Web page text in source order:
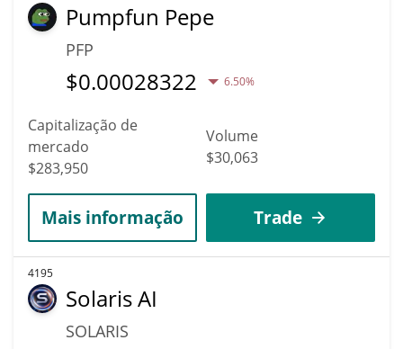
Pumpfun Pepe
PFP
$0.00028322 6.50%
Capitalização de
mercado
$283,950
Volume
$30,063
Mais informação Trade
4195
Solaris AI
SOLARIS